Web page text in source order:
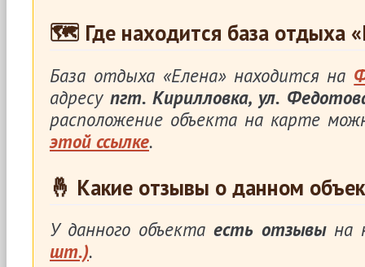
🗺 Где находится база отдыха
База отдыха «Елена» находится на
адресупгт. Кирилловка, ул.
расположение объекта на карте
этой ссылке.
🤞 Какие отзывы о данном
У данного объекта есть отзывына
шт.).